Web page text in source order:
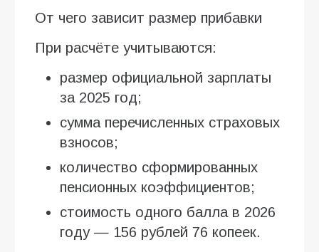
От чего зависит размер прибавки
При расчёте учитываются:
размер официальной зарплаты
за 2025 год;
сумма перечисленных страховых
взносов;
количество сформированных
пенсионных коэффициентов;
стоимость одного балла в 2026
году — 156 рублей 76 копеек.